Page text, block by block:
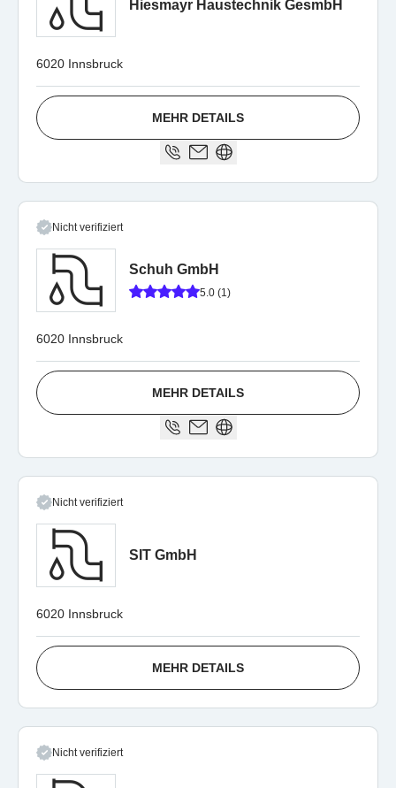
Hiesmayr Haustechnik GesmbH
6020 Innsbruck
MEHR DETAILS
Nicht verifiziert
Schuh GmbH
5.0 (1)
6020 Innsbruck
MEHR DETAILS
Nicht verifiziert
SIT GmbH
6020 Innsbruck
MEHR DETAILS
Nicht verifiziert